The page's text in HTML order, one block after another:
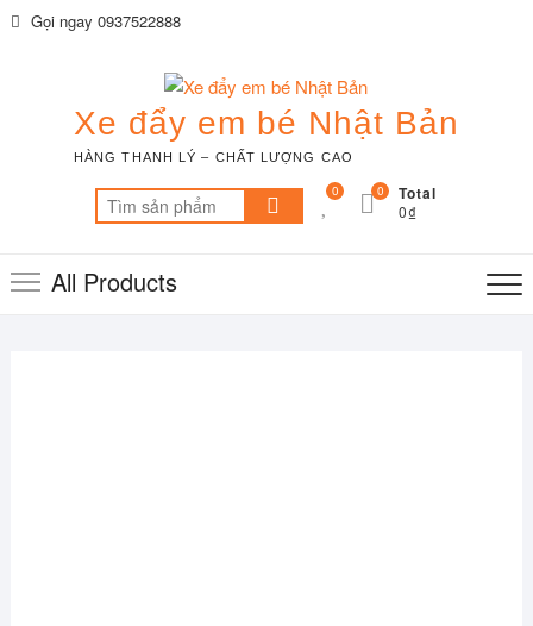
SkipGọi ngay 0937522888
Xe đẩy em bé Nhật Bản
HÀNG THANH LÝ – CHẤT LƯỢNG CAO
Tìm
kiếm:
0 Total
0₫
0
All Products